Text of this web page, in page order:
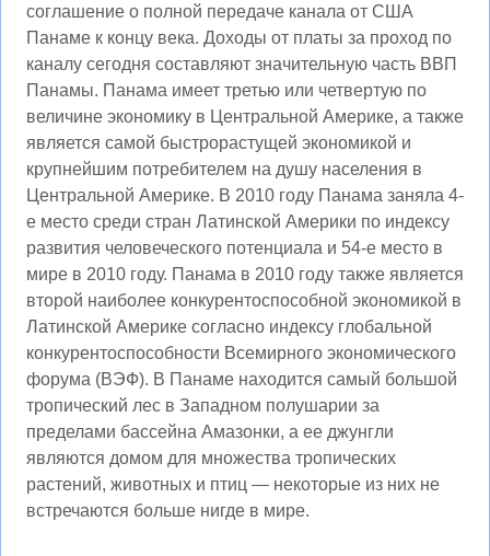
соглашение о полной передаче канала от США
Панаме к концу века. Доходы от платы за проход по
каналу сегодня составляют значительную часть ВВП
Панамы. Панама имеет третью или четвертую по
величине экономику в Центральной Америке, а также
является самой быстрорастущей экономикой и
крупнейшим потребителем на душу населения в
Центральной Америке. В 2010 году Панама заняла 4-
е место среди стран Латинской Америки по индексу
развития человеческого потенциала и 54-е место в
мире в 2010 году. Панама в 2010 году также является
второй наиболее конкурентоспособной экономикой в
Латинской Америке согласно индексу глобальной
конкурентоспособности Всемирного экономического
форума (ВЭФ). В Панаме находится самый большой
тропический лес в Западном полушарии за
пределами бассейна Амазонки, а ее джунгли
являются домом для множества тропических
растений, животных и птиц — некоторые из них не
встречаются больше нигде в мире.